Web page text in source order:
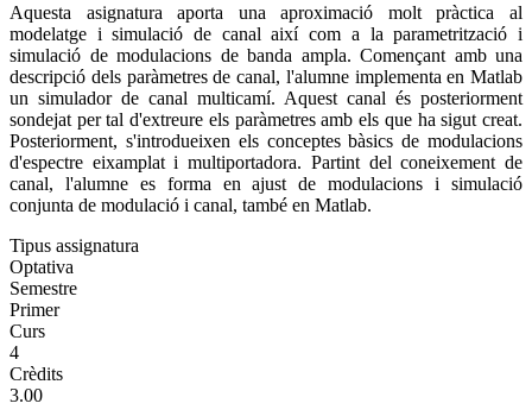
Aquesta asignatura aporta una aproximació molt pràctica al
modelatge i simulació de canal així com a la parametrització i
simulació de modulacions de banda ampla. Començant amb una
descripció dels paràmetres de canal, l'alumne implementa en Matlab
un simulador de canal multicamí. Aquest canal és posteriorment
sondejat per tal d'extreure els paràmetres amb els que ha sigut creat.
Posteriorment, s'introdueixen els conceptes bàsics de modulacions
d'espectre eixamplat i multiportadora. Partint del coneixement de
canal, l'alumne es forma en ajust de modulacions i simulació
conjunta de modulació i canal, també en Matlab.
Tipus assignatura
Optativa
Semestre
Primer
Curs
4
Crèdits
3.00